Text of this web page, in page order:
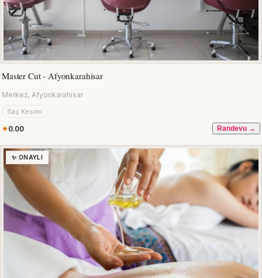
Master Cut - Afyonkarahisar
Merkez, Afyonkarahisar
Saç Kesimi
0.00 Randevu →
✨ ONAYLI